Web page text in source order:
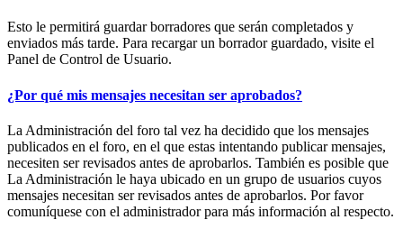
Esto le permitirá guardar borradores que serán completados y
enviados más tarde. Para recargar un borrador guardado, visite el
Panel de Control de Usuario.
¿Por qué mis mensajes necesitan ser aprobados?
La Administración del foro tal vez ha decidido que los mensajes
publicados en el foro, en el que estas intentando publicar mensajes,
necesiten ser revisados antes de aprobarlos. También es posible que
La Administración le haya ubicado en un grupo de usuarios cuyos
mensajes necesitan ser revisados antes de aprobarlos. Por favor
comuníquese con el administrador para más información al respecto.